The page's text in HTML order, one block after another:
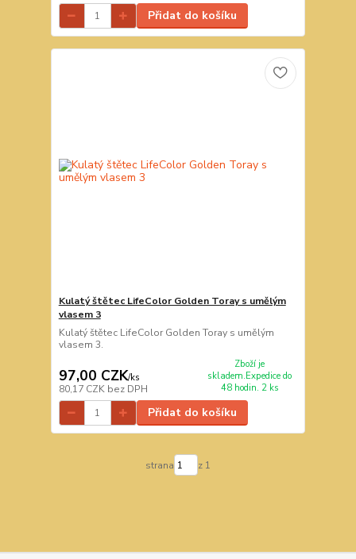
Přidat do košíku
Kulatý štětec LifeColor Golden Toray s umělým
vlasem 3
Kulatý štětec LifeColor Golden Toray s umělým
vlasem 3.
97,00 CZK/ks
80,17 CZK bez DPH
Zboží je
skladem.Expedice do
48 hodin. 2 ks
Přidat do košíku
strana z 1